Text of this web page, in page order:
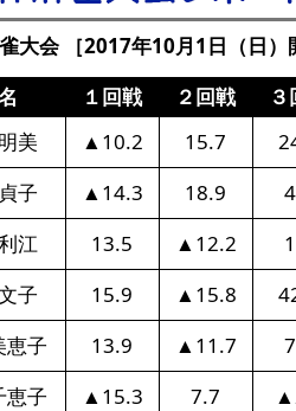
大会 ［2017年10月1日（日）
１回戦 ２回戦
美 ▲10.2 15.7
子 ▲14.3 18.9
江 13.5 ▲12.2
子 15.9 ▲15.8
子 13.9 ▲11.7
子 ▲15.3 7.7